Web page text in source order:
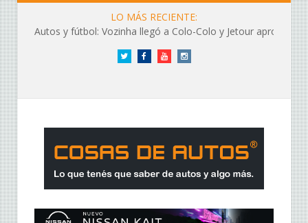
LO MÁS RECIENTE:
Autos y fútbol: Vozinha llegó a Colo-Colo y Jetour aprovechó los flashes
Twitter FacebookYouTubeInstagram